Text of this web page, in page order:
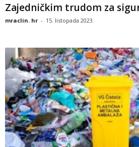
Zajedničkim trudom za
mraclin. hr - 15. listopada 2023.